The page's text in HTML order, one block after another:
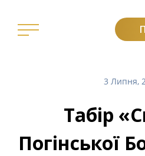
ПРО
ПРО
РОЗКЛАД
3 Липня,
Табір
Погінської